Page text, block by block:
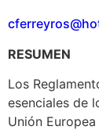
RESUMEN
Los
esenciales de
Unión